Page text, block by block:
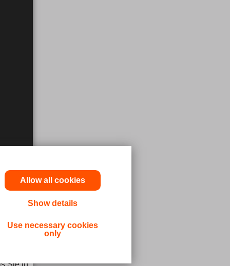
Allow all cookies
Show details
Use necessary cookies
only